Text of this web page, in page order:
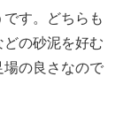
す。どちらも
の砂泥を好む
の良さなので